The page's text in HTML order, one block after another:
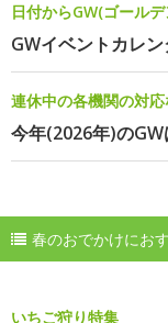
日付からGW(ゴール
GWイベントカレ
連休中の各機関の対
今年(2026年)の
春のおでかけにお
いちご狩り特集